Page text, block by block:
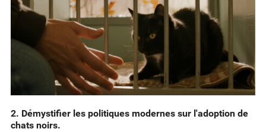
2. Démystifier les politiques modernes sur l'adoption de
chats noirs.